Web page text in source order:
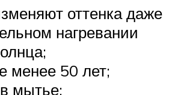
оттенка даже
нагревании
менее 50 лет;
мытье;